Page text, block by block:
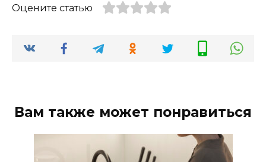
Оцените статью
Вам также может понравиться